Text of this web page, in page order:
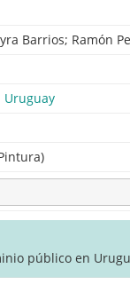
Barrios; Ramón
Uruguay
público en